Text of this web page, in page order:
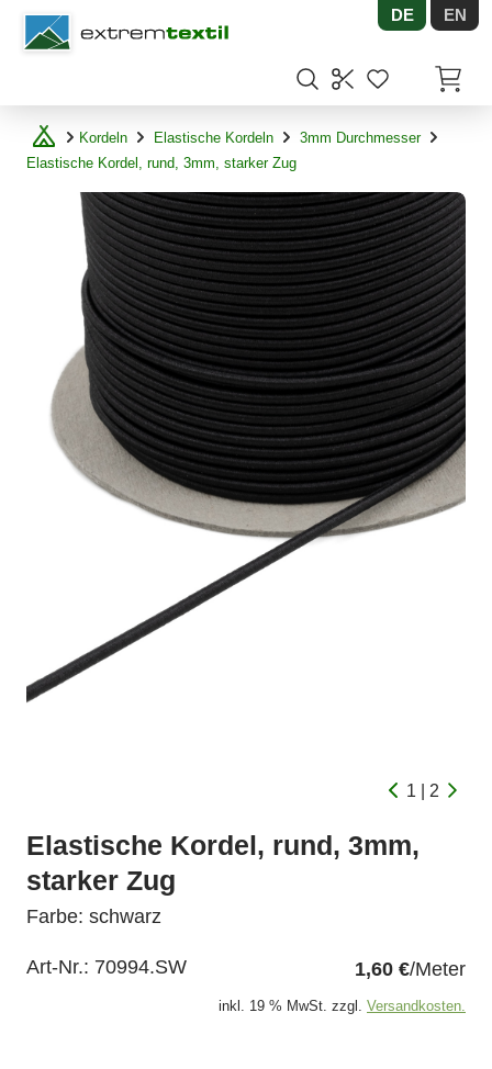
Shopware DE EN
Kordeln Elastische Kordeln
3mm Durchmesser
Elastische Kordel, rund, 3mm, starker Zug
1 | 2
Elastische Kordel, rund, 3mm,
starker Zug
Farbe: schwarz
Art-Nr.: 70994.SW 1,60 €/Meter
inkl. 19 % MwSt. zzgl. Versandkosten.